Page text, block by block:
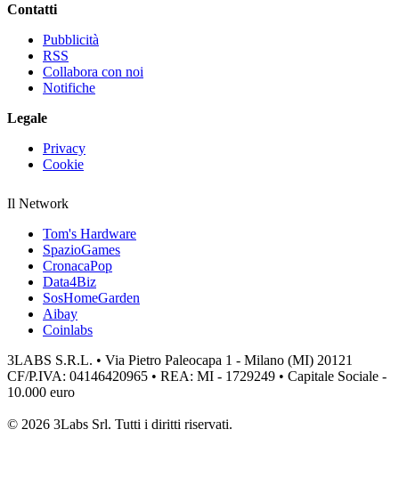
Contatti
Pubblicità
RSS
Collabora con noi
Notifiche
Legale
Privacy
Cookie
Il Network
Tom's Hardware
SpazioGames
CronacaPop
Data4Biz
SosHomeGarden
Aibay
Coinlabs
3LABS S.R.L. • Via Pietro Paleocapa 1 - Milano (MI) 20121
CF/P.IVA: 04146420965 • REA: MI - 1729249 • Capitale Sociale -
10.000 euro
© 2026 3Labs Srl. Tutti i diritti riservati.